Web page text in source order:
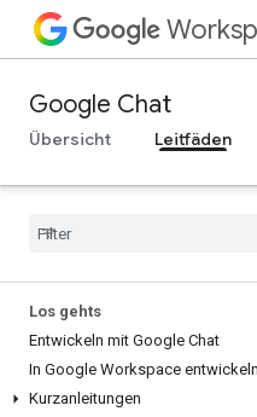
Google Chat
Übersicht Leitfäden
Los gehts
Entwickeln mit Google Chat
In Google Workspace entwickeln
Kurzanleitungen